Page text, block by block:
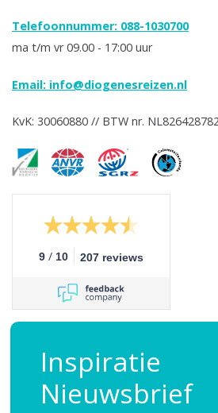
Telefoonnummer: 088-1030700
ma t/m vr 09.00 - 17:00 uur
Email: info@diogenesreizen.nl
KvK: 30060880 // BTW nr.
9 / 10 207 reviews
Inspiratie
Nieuwsbrief